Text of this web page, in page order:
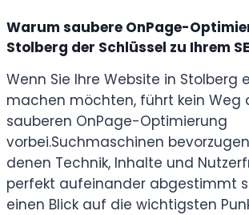
Warum saubere OnPage-
Stolberg der Schlüssel zu Ihrem
Wenn Sie Ihre Website in Stolberg
machen möchten, führt kein Weg
sauberen OnPage-Optimierung
vorbei.Suchmaschinen
denen Technik, Inhalte und
perfekt aufeinander abgestimmt
einen Blick auf die wichtigsten